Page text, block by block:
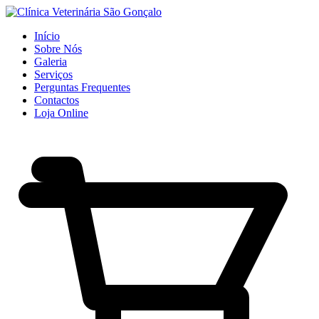
Início
Sobre Nós
Galeria
Serviços
Perguntas Frequentes
Contactos
Loja Online